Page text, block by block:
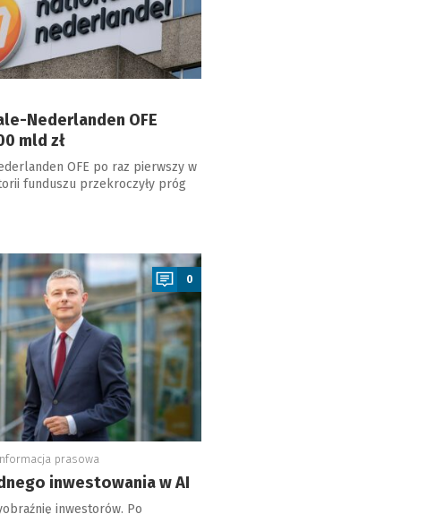
Nederlanden OFE
mld zł
OFE po raz pierwszy w
funduszu przekroczyły próg
0
prasowa
inwestowania w AI
inwestorów. Po